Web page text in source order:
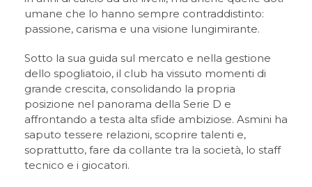
umane che lo hanno sempre contraddistinto:
passione, carisma e una visione lungimirante.
Sotto la sua guida sul mercato e nella gestione
dello spogliatoio, il club ha vissuto momenti di
grande crescita, consolidando la propria
posizione nel panorama della Serie D e
affrontando a testa alta sfide ambiziose. Asmini ha
saputo tessere relazioni, scoprire talenti e,
soprattutto, fare da collante tra la società, lo staff
tecnico e i giocatori.